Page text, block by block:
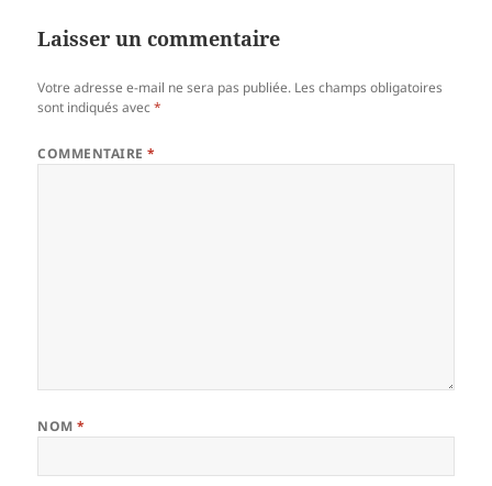
Laisser un commentaire
Votre adresse e-mail ne sera pas publiée. Les champs obligatoires
sont indiqués avec*
COMMENTAIRE*
NOM*